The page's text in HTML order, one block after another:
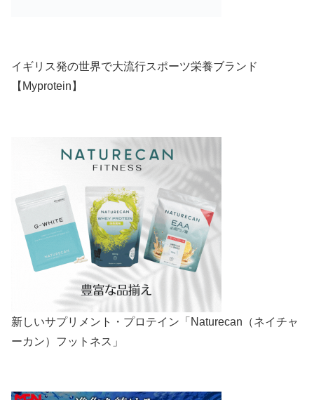
イギリス発の世界で大流行スポーツ栄養ブランド
【Myprotein】
新しいサプリメント・プロテイン「Naturecan（ネイチャ
ーカン）フットネス」